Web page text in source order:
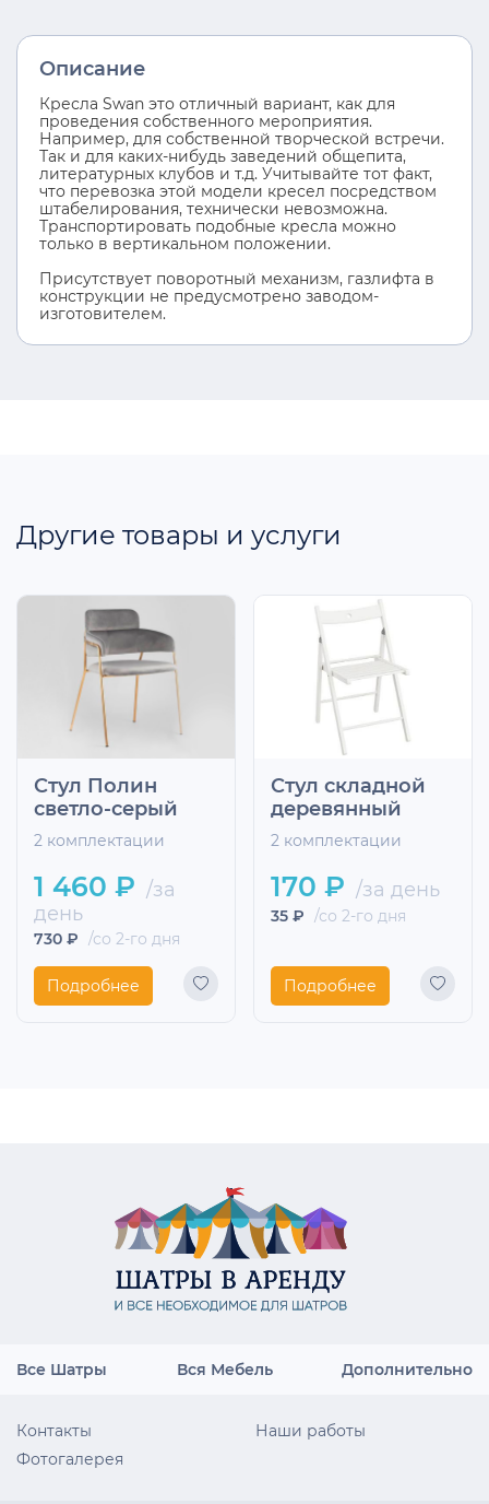
Описание
Кресла Swan это отличный вариант, как для
проведения собственного мероприятия.
Например, для собственной творческой встречи.
Так и для каких-нибудь заведений общепита,
литературных клубов и т.д. Учитывайте тот факт,
что перевозка этой модели кресел посредством
штабелирования, технически невозможна.
Транспортировать подобные кресла можно
только в вертикальном положении.
Присутствует поворотный механизм, газлифта в
конструкции не предусмотрено заводом-
изготовителем.
Другие товары и услуги
Стул Полин
светло-серый
2 комплектации
1 460 ₽ /за
день
730 ₽ /со 2-го дня
Подробнее
Стул складной
деревянный
2 комплектации
170 ₽ /за день
35 ₽ /со 2-го дня
Подробнее
Все Шатры Вся Мебель Дополнительно
Контакты
Наши работы
Фотогалерея